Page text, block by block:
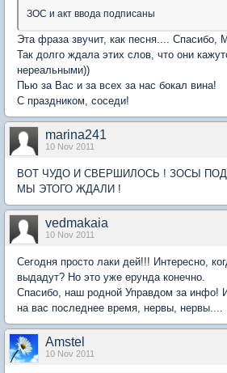
ЗОС и акт ввода подписаны
Эта фраза звучит, как песня.... Спасибо,
Так долго ждала этих слов, что они
нереальными))
Пью за Вас и за всех за нас бокал вина!
С праздником, соседи!
marina241
10 Nov 2011
ВОТ ЧУДО И СВЕРШИЛОСЬ ! ЗОСЫ
МЫ ЭТОГО ЖДАЛИ !
vedmakaia
10 Nov 2011
Сегодня просто лаки дей!!! Интересно,
выдадут? Но это уже ерунда конечно.
Спасибо, наш родной Управдом за инфо!
на вас последнее время, нервы, нервы....
Amstel
10 Nov 2011